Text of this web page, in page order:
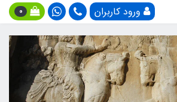
ورود کاربران 0